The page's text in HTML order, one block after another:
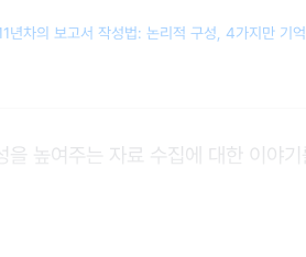
년차의 보고서 작성법: 논리적 구성, 4가지만 기
을 높여주는 자료 수집에 대한 이야기